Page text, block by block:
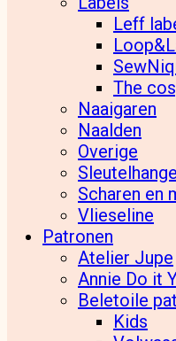
Leff
The
Naaigaren
Naalden
Overige
Scharen en
Vlieseline
Patronen
Atelier Jupe
Annie Do it
Beletoile
Kids